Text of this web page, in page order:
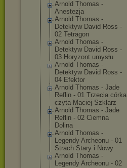
Arnold Thomas -
Anestezja
Arnold Thomas -
Detektyw David Ross -
02 Tetragon
Arnold Thomas -
Detektyw David Ross -
03 Horyzont umysłu
Arnold Thomas -
Detektyw David Ross -
04 Efektor
Arnold Thomas - Jade
Reflin - 01 Trzecia córka
czyta Maciej Szklarz
Arnold Thomas - Jade
Reflin - 02 Ciemna
Dolina
Arnold Thomas -
Legendy Archeonu - 01
Strach Stary i Nowy
Arnold Thomas -
Legendy Archeonu - 02